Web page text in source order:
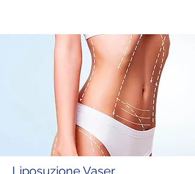
Liposuzione Vaser